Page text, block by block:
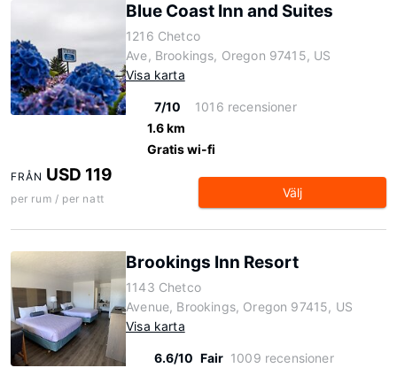
Blue Coast Inn and Suites
1216 Chetco
Ave, Brookings, Oregon 97415, US
Visa karta
7/10
1016 recensioner
1.6 km
Gratis wi-fi
FRÅN USD 119
per rum / per natt Välj
Brookings Inn Resort
1143 Chetco
Avenue, Brookings, Oregon 97415, US
Visa karta
6.6/10 Fair 1009 recensioner